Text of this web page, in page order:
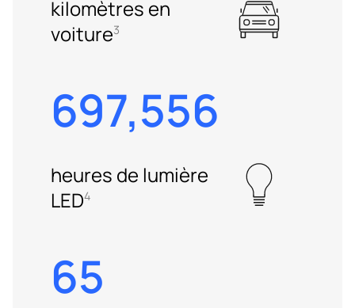
kilomètres en
voiture3
697,556
heures de lumière
LED4
65